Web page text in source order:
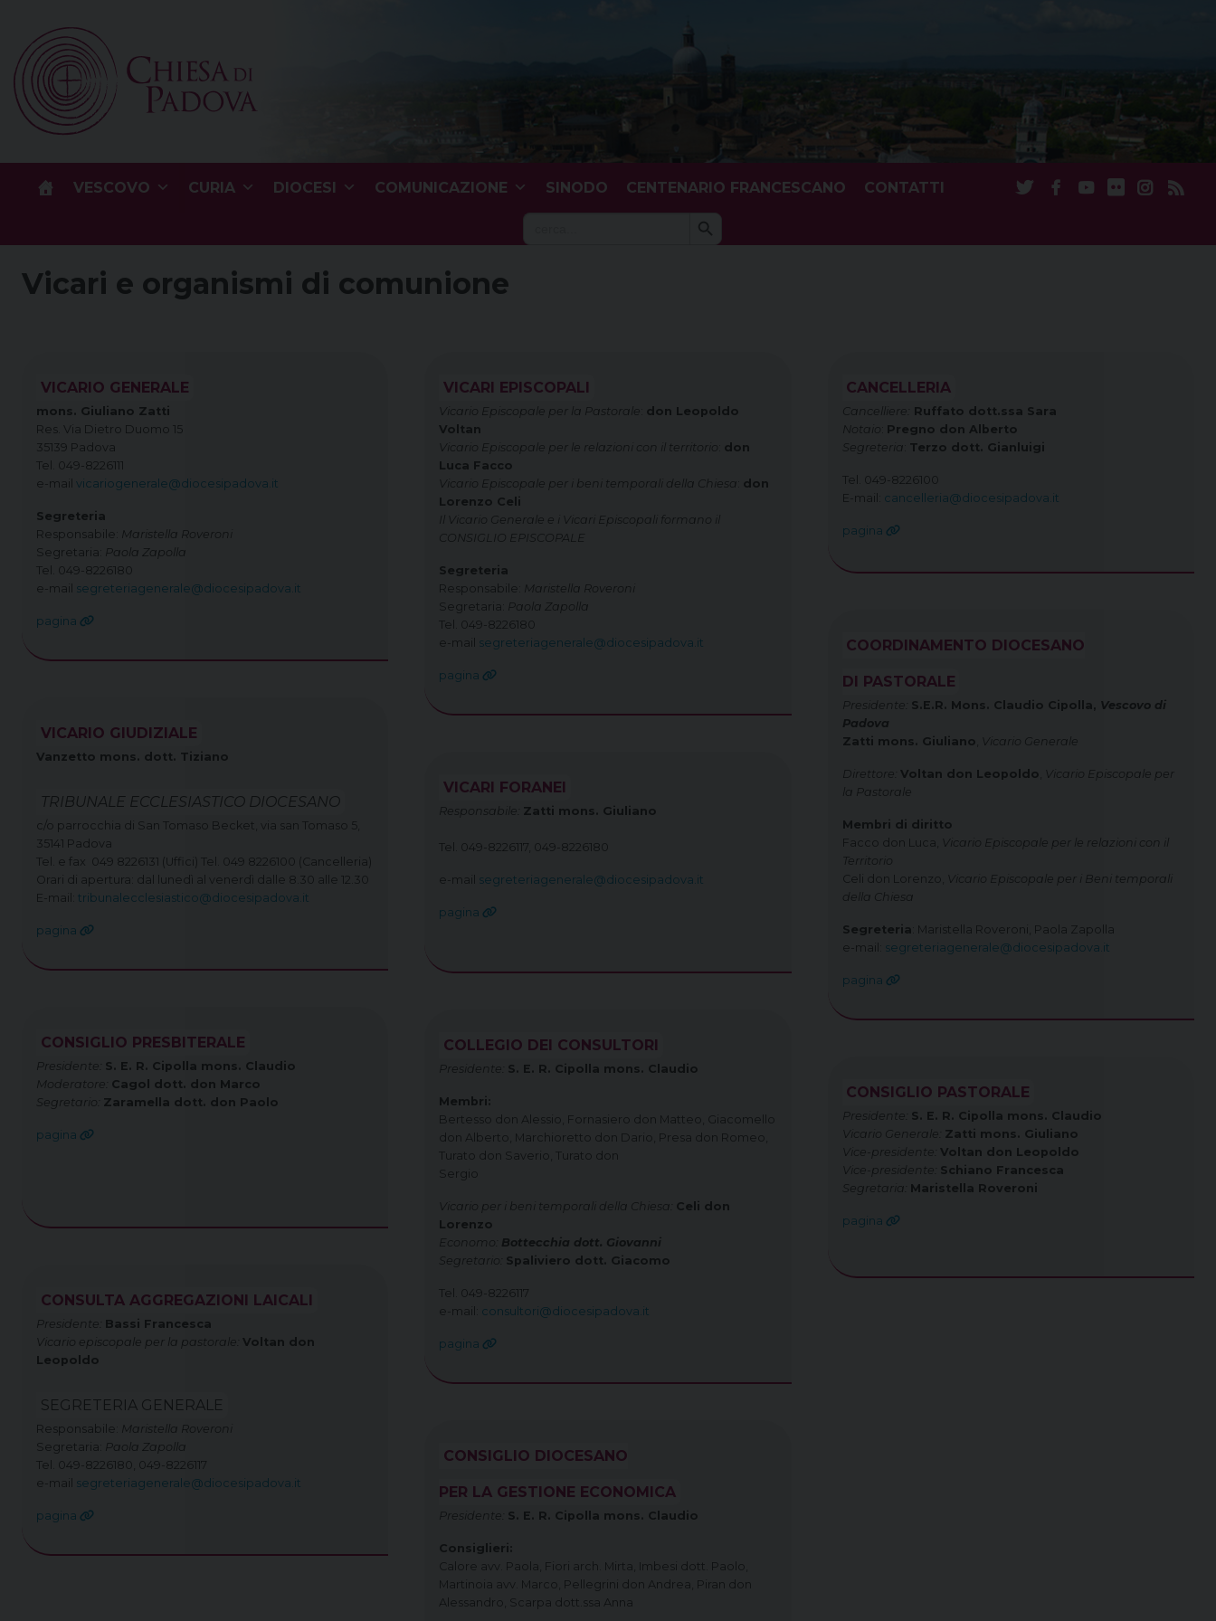
content
VESCOVO CURIA DIOCESI COMUNICAZIONE SINODO CENTENARIO FRANCESCANO CONTATTI
Search Search Button
Vicari e organismi di comunione
VICARIO GENERALE
mons. Giuliano Zatti
Res. Via Dietro Duomo 15
35139 Padova
Tel. 049-8226111
e-mail vicariogenerale@diocesipadova.it
Segreteria
Responsabile: Maristella Roveroni
Segretaria: Paola Zapolla
Tel. 049-8226180
e-mail segreteriagenerale@diocesipadova.it
pagina
VICARIO GIUDIZIALE
Vanzetto mons. dott. Tiziano
TRIBUNALE ECCLESIASTICO DIOCESANO
c/o parrocchia di San Tomaso Becket, via san Tomaso 5,
35141 Padova
Tel. e fax 049 8226131 (Uffici) Tel. 049 8226100 (Cancelleria)
Orari di apertura: dal lunedì al venerdì dalle 8.30 alle 12.30
E-mail: tribunalecclesiastico@diocesipadova.it
pagina
CONSIGLIO PRESBITERALE
Presidente: S. E. R. Cipolla mons. Claudio
Moderatore: Cagol dott. don Marco
Segretario:
Zaramella dott. don Paolo
pagina
CONSULTA AGGREGAZIONI LAICALI
Presidente: Bassi Francesca
Vicario episcopale per la pastorale: Voltan don
Leopoldo
SEGRETERIA GENERALE
Responsabile: Maristella Roveroni
Segretaria: Paola Zapolla
Tel. 049-8226180, 049-8226117
e-mail segreteriagenerale@diocesipadova.it
pagina
VICARI EPISCOPALI
Vicario Episcopale per la Pastorale don Leopoldo
Voltan
Vicario Episcopale per le relazioni con il territorio
don
Luca Facco
Vicario Episcopale per i beni temporali della Chiesa don
Lorenzo Celi
Il Vicario Generale e i Vicari Episcopali formano il
CONSIGLIO EPISCOPALE
Segreteria
Responsabile:
Maristella Roveroni
Segretaria: Paola Zapolla
Tel. 049-8226180
e-mail segreteriagenerale@diocesipadova.it
pagina
VICARI FORANEI
Responsabile: Zatti mons. Giuliano
Tel. 049-8226117, 049-8226180
e-mail segreteriagenerale@diocesipadova.it
pagina
COLLEGIO DEI CONSULTORI
Presidente: S. E. R. Cipolla mons. Claudio
Membri:
Bertesso don Alessio, Fornasiero don Matteo, Giacomello
don Alberto, Marchioretto don Dario, Presa don Romeo,
Turato don Saverio, Turato don
Sergio
Vicario per i beni temporali della Chiesa: Celi don
Lorenzo
Economo: Bottecchia dott. Giovanni
Segretario:
Spaliviero dott. Giacomo
Tel. 049-8226117
e-mail: consultori@diocesipadova.it
pagina
CONSIGLIO DIOCESANO
PER LA GESTIONE ECONOMICA
Presidente: S. E. R. Cipolla mons. Claudio
Consiglieri:
Calore avv. Paola, Fiori arch. Mirta, Imbesi dott. Paolo,
Martinoia avv. Marco, Pellegrini don Andrea, Piran don
Alessandro, Scarpa dott.ssa Anna
CANCELLERIA
Cancelliere: Ruffato dott.ssa Sara
Notaio
Pregno don Alberto
Segreteria Terzo dott. Gianluigi
Tel. 049-8226100
E-mail: cancelleria@diocesipadova.it
pagina
COORDINAMENTO DIOCESANO
DI PASTORALE
Presidente: S.E.R. Mons. Claudio Cipolla, Vescovo di
Padova
Zatti mons. Giuliano Vicario Generale
Direttore: Voltan don Leopoldo Vicario Episcopale per
la Pastorale
Membri di diritto
Facco don Luca, Vicario Episcopale per le relazioni con il
Territorio
Celi don Lorenzo, Vicario Episcopale per i Beni temporali
della Chiesa
Segreteria : Maristella Roveroni, Paola Zapolla
e-mail: segreteriagenerale@diocesipadova.it
pagina
CONSIGLIO PASTORALE
Presidente: S. E. R. Cipolla mons. Claudio
Vicario Generale: Zatti mons. Giuliano
Vice-presidente: Voltan don Leopoldo
Vice-presidente: Schiano Francesca
Segretaria: Maristella Roveroni
pagina